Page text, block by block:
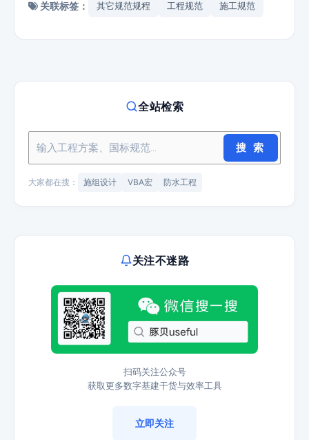
关联标签： 其它规范规程 工程规范 施工规范
全站检索
搜 索
大家都在搜： 施组设计 VBA宏 防水工程
关注不迷路
扫码关注公众号
获取更多数字基建干货与效率工具
立即关注